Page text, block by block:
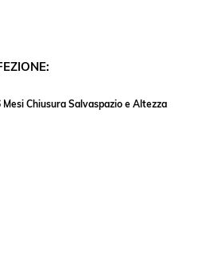
Chiusura Salvaspazio e Altezza